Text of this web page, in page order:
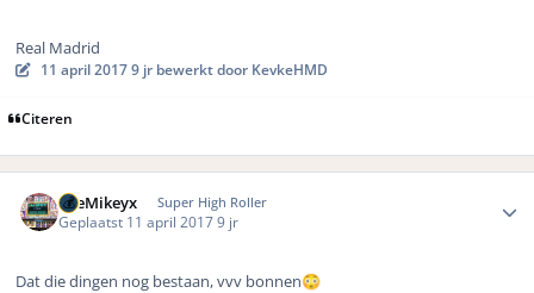
Real Madrid
11 april 20179 jr bewerkt door KevkeHMD
Citeren
TheMikeyx Super High Roller
Geplaatst 11 april 20179 jr
Dat die dingen nog bestaan, vvv bonnen😳